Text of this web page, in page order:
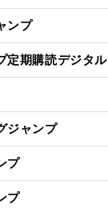
ンプ
定期購読デジタル
ジャンプ
プ
プ